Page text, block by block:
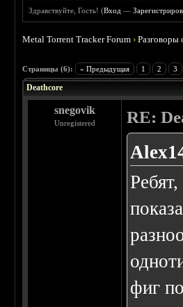
Здравствуйте, Гость! (Вход —
Metal Torrent Tracker Forum ›Разговоры
Страницы (6): « Предыдущая 1 2 3
Deathcore
snegovik
Unregistered RE:
фиг